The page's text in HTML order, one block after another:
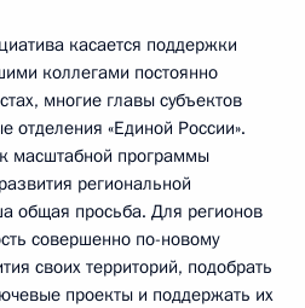
касается поддержки
коллегами постоянно
многие главы субъектов
отделения «Единой России».
масштабной программы
региональной
общая просьба. Для регионов
совершенно по-новому
своих территорий, подобрать
проекты и поддержать их